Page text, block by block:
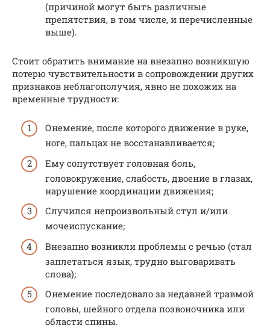
(причиной могут быть различные
препятствия, в том числе, и перечисленные
выше).
Стоит обратить внимание на внезапно возникшую
потерю чувствительности в сопровождении других
признаков неблагополучия, явно не похожих на
временные трудности:
Онемение, после которого движение в руке,
ноге, пальцах не восстанавливается;
Ему сопутствует головная боль,
головокружение, слабость, двоение в глазах,
нарушение координации движения;
Случился непроизвольный стул и/или
мочеиспускание;
Внезапно возникли проблемы с речью (стал
заплетаться язык, трудно выговаривать
слова);
Онемение последовало за недавней травмой
головы, шейного отдела позвоночника или
области спины.